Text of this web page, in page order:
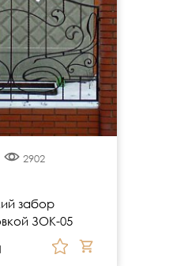
2902
забор
ЗОК-05